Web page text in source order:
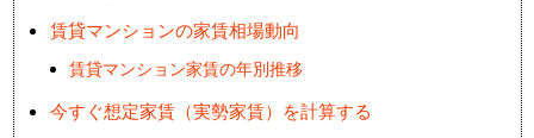
賃貸マンションの家賃相場動向
賃貸マンション家賃の年別推移
今すぐ想定家賃（実勢家賃）を計算する